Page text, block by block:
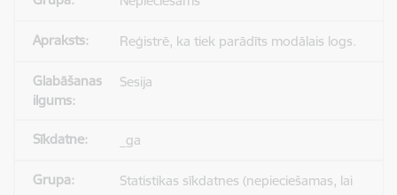
Reģistrē, ka tiek parādīts modālais logs.
Sesija
_ga
Statistikas sīkdatnes (nepieciešamas, lai